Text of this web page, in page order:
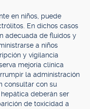
en niños, puede
En dichos casos
adecuada de fluidos y
a niños
y vigilancia
mejoría clínica
la administración
consultar con su
deberán ser
de toxicidad a